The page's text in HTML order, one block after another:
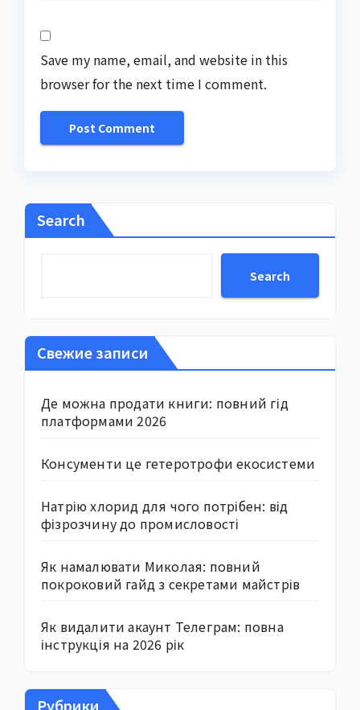
Save my name, email, and website in this
browser for the next time I comment.
Search
Search
Свежие записи
Де можна продати книги: повний гід
платформами 2026
Консументи це гетеротрофи екосистеми
Натрію хлорид для чого потрібен: від
фізрозчину до промисловості
Як намалювати Миколая: повний
покроковий гайд з секретами майстрів
Як видалити акаунт Телеграм: повна
інструкція на 2026 рік
Рубрики